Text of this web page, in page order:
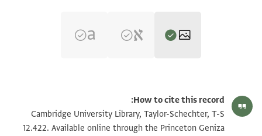
T-S 12.422 1v تكبير و تدوير
How to cite this record:
Cambridge University Library, Taylor-Schechter, T-S
12.422. Available online through the Princeton Geniza